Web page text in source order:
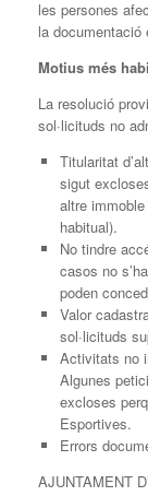
les persones
la
Motius més
La resolució
sol·licituds no
Titularitat
sigut
altre
habitual).
No tindre
casos no
poden
Valor
sol·licituds
Activitats no
Algunes
excloses
Esportives.
Errors
AJUNTAMENT